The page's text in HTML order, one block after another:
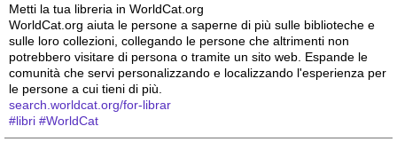
Metti la tua libreria in WorldCat.org
WorldCat.org aiuta le persone a saperne di più sulle biblioteche e
sulle loro collezioni, collegando le persone che altrimenti non
potrebbero visitare di persona o tramite un sito web. Espande le
comunità che servi personalizzando e localizzando l'esperienza per
le persone a cui tieni di più.
search.worldcat.org/for-librar
#libri #WorldCat